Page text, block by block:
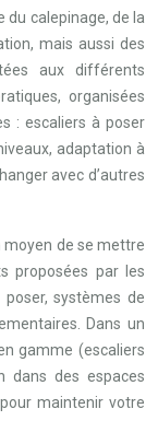
calepinage, de la
mais aussi des
aux différents
organisées
: escaliers à poser
adaptation à
avec d’autres
de se mettre
proposées par les
systèmes de
Dans un
gamme (escaliers
dans des espaces
maintenir votre